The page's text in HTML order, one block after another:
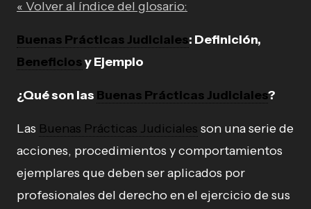
« Volver al índice del glosario:
Buenas Prácticas Judiciales: Definición,
Beneficiosy Ejemplo
¿Qué son las Buenas Prácticas Judiciales?
Las Buenas Prácticas Judiciales son una serie de
acciones, procedimientos y comportamientos
ejemplares que deben ser aplicados por
profesionales del derecho en el ejercicio de sus